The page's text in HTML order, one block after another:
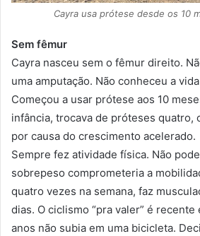
Cayra usa prótese desde os 10
Sem fêmur
Cayra nasceu sem o fêmur direito.
uma amputação. Não conheceu a
Começou a usar prótese aos 10
infância, trocava de próteses quatro,
por causa do crescimento acelerado.
Sempre fez atividade física. Não
sobrepeso comprometeria a
quatro vezes na semana, faz
dias. O ciclismo “pra valer” é recente
anos não subia em uma bicicleta.